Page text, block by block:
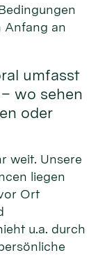
Anfang an
umfasst
wo sehen
oder
weit. Unsere
liegen
Ort
u.a. durch